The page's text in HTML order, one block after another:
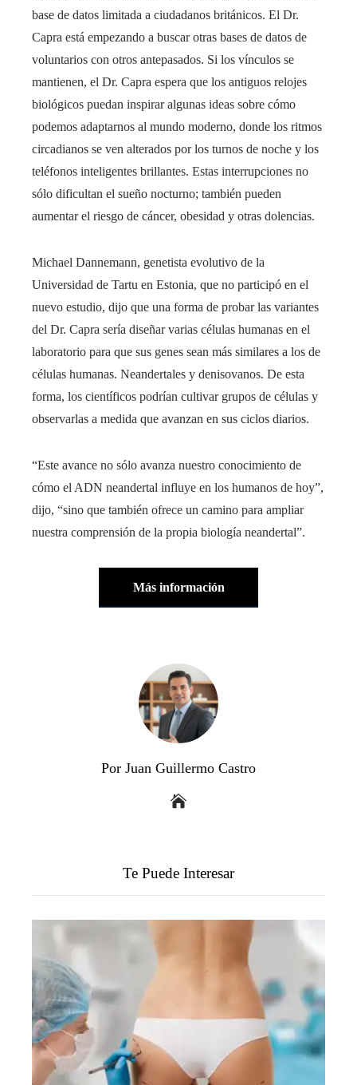
base de datos limitada a ciudadanos británicos. El Dr.
Capra está empezando a buscar otras bases de datos de
voluntarios con otros antepasados. Si los vínculos se
mantienen, el Dr. Capra espera que los antiguos relojes
biológicos puedan inspirar algunas ideas sobre cómo
podemos adaptarnos al mundo moderno, donde los ritmos
circadianos se ven alterados por los turnos de noche y los
teléfonos inteligentes brillantes. Estas interrupciones no
sólo dificultan el sueño nocturno; también pueden
aumentar el riesgo de cáncer, obesidad y otras dolencias.
Michael Dannemann, genetista evolutivo de la
Universidad de Tartu en Estonia, que no participó en el
nuevo estudio, dijo que una forma de probar las variantes
del Dr. Capra sería diseñar varias células humanas en el
laboratorio para que sus genes sean más similares a los de
células humanas. Neandertales y denisovanos. De esta
forma, los científicos podrían cultivar grupos de células y
observarlas a medida que avanzan en sus ciclos diarios.
“Este avance no sólo avanza nuestro conocimiento de
cómo el ADN neandertal influye en los humanos de hoy”,
dijo, “sino que también ofrece un camino para ampliar
nuestra comprensión de la propia biología neandertal”.
Más información
Por Juan Guillermo Castro
Te Puede Interesar